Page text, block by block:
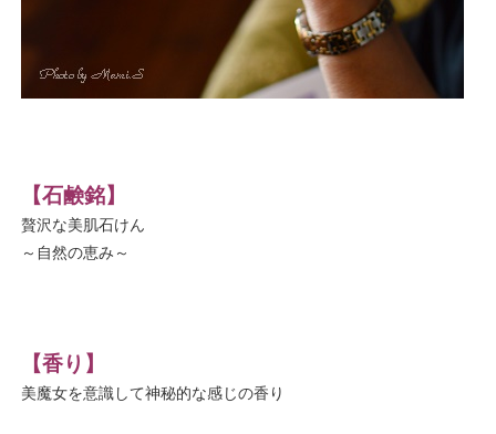
【石鹸銘】
贅沢な美肌石けん
～自然の恵み～
【香り】
美魔女を意識して神秘的な感じの香り